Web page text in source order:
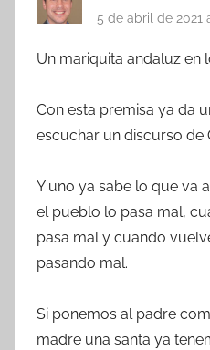
5 de abril de 2021
Un mariquita andaluz en
Con esta premisa ya da
escuchar un discurso de
Y uno ya sabe lo que va
el pueblo lo pasa mal,
pasa mal y cuando
pasando mal.
Si ponemos al padre
madre una santa ya